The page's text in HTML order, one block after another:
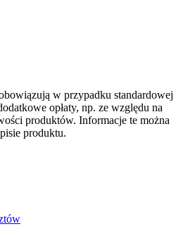
w przypadku standardowej
opłaty, np. ze względu na
produktów. Informacje te można
produktu.